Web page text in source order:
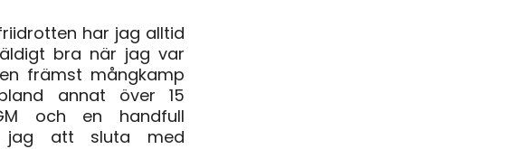
har jag alltid
bra när jag var
främst mångkamp
annat över 15
och en handfull
jag att sluta med